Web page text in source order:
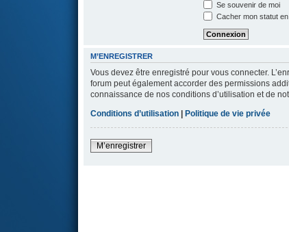
Se souvenir de moi
Cacher mon statut
M’ENREGISTRER
Vous devez être enregistré pour vous connecter.
forum peut également accorder des permissions
connaissance de nos conditions d’utilisation et de
Conditions d’utilisation | Politique de vie privée
M’enregistrer